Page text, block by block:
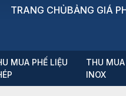
TRANG CHỦBẢNG GIÁ
MUA PHẾ LIỆU
THU MUA
INOX